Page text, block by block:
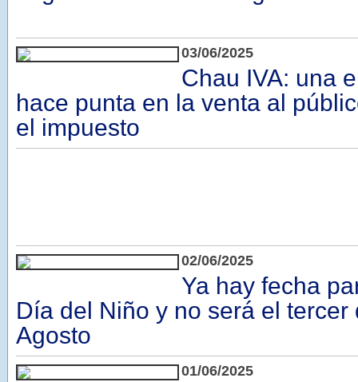
03/06/2025
Chau IVA: una
hace punta en la venta al
el impuesto
02/06/2025
Ya hay fecha
Día del Niño y no será el tercer
Agosto
01/06/2025